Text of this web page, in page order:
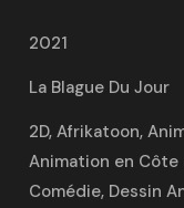
2021
La Blague Du Jour
2D, Afrikatoon,
Animation en Côte
Comédie, Dessin